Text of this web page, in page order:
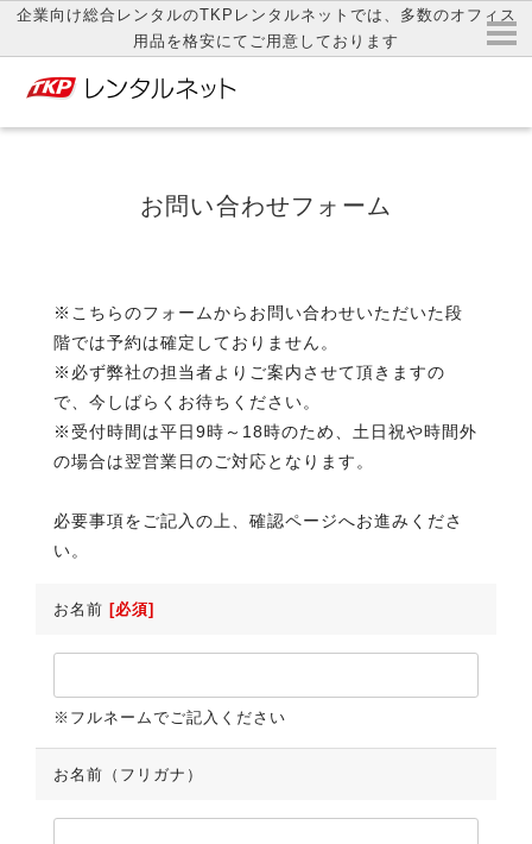
企業向け総合レンタルのTKPレンタルネットでは、多数のオフィス
用品を格安にてご用意しております
お問い合わせフォーム
※こちらのフォームからお問い合わせいただいた段
階では予約は確定しておりません。
※必ず弊社の担当者よりご案内させて頂きますの
で、今しばらくお待ちください。
※受付時間は平日9時～18時のため、土日祝や時間外
の場合は翌営業日のご対応となります。
必要事項をご記入の上、確認ページへお進みくださ
い。
お名前 [必須]
※フルネームでご記入ください
お名前（フリガナ）